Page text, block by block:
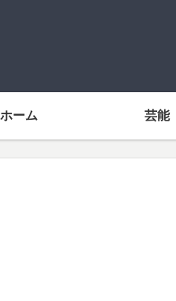
ホーム 芸能